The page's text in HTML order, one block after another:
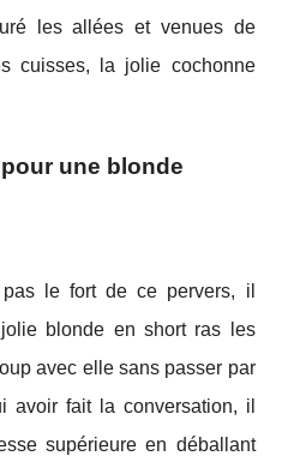
les allées et venues de
cuisses, la jolie cochonne
une blonde
le fort de ce pervers, il
blonde en short ras les
avec elle sans passer par
avoir fait la conversation, il
supérieure en déballant